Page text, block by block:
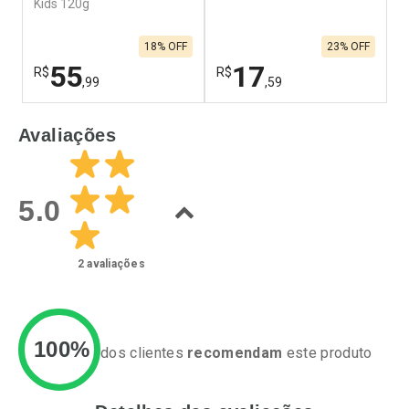
Kids 120g
R$55,99
18% OFF
Laboratório
Por Menos
R$17,59
23% OFF
Avaliações
5.0
2 avaliações
100% dos clientes recomendam este produto